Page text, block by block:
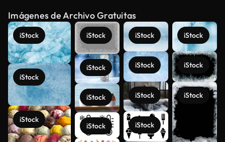
Imágenes de Archivo Gratuitas
iStock
iStock
iStock
iStock
iStock
iStock
iStock
iStock
iStock
iStock
iStock
iStock
iStock
iStock